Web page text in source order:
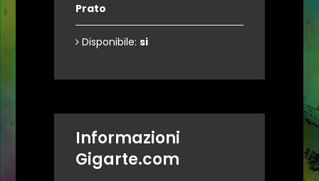
Prato
Disponibile: si
Informazioni
Gigarte.com